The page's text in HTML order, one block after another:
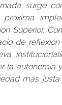
surge
próxima
Superior.
de
la autonomía
más